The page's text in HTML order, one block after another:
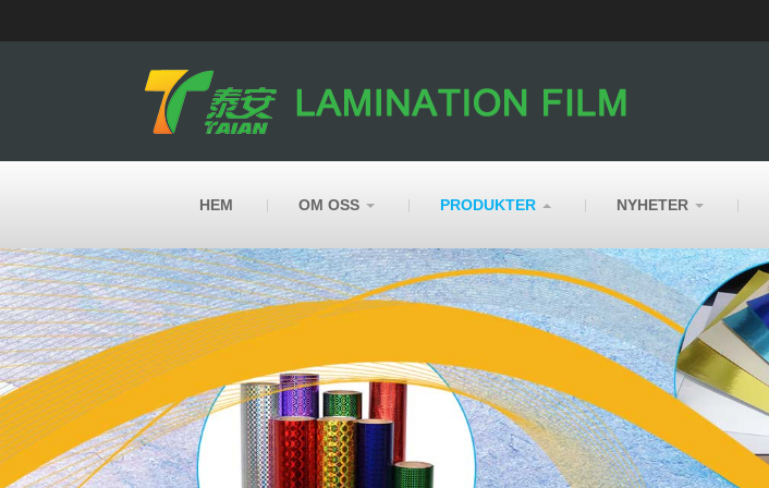
HEM OM OSS PRODUKTER NYHETER